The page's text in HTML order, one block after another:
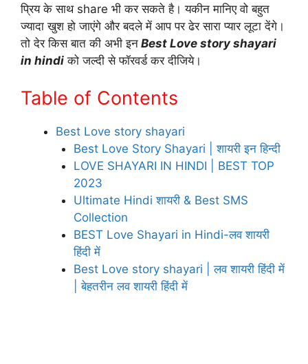
प्रिय के साथ share भी कर सकते है। यकीन मानिए वो बहुत
ज्यादा खुश हो जाएंगे और बदले में आप पर ढेर सारा प्यार लूटा देंगे।
तो देर किस बात की अभी इन Best Love story shayari
in hindi को जल्दी से फॉरवर्ड कर दीजिये।
Table of Contents
Best Love story shayari
Best Love Story Shayari | शायरी इन हिन्दी
LOVE SHAYARI IN HINDI | BEST TOP
2023
Ultimate Hindi शायरी & Best SMS
Collection
BEST Love Shayari in Hindi-लव शायरी
हिंदी में
Best Love story shayari | लव शायरी हिंदी में
| बेहतरीन लव शायरी हिंदी में